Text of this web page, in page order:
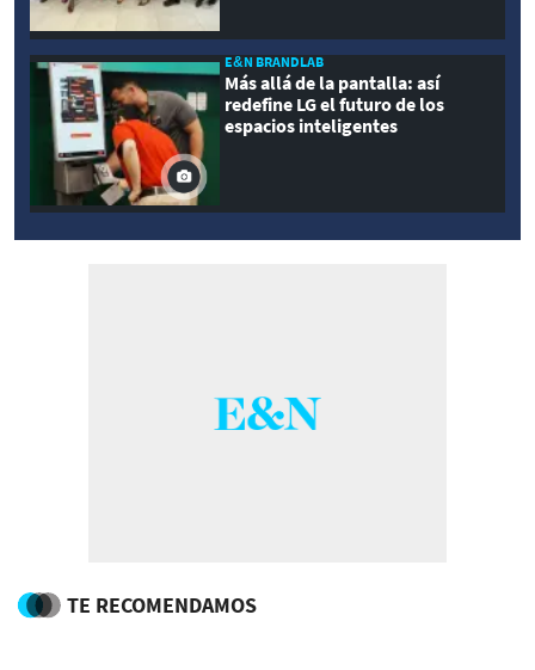
E&N BRANDLAB
Más allá de la pantalla: así
redefine LG el futuro de los
espacios inteligentes
TE RECOMENDAMOS